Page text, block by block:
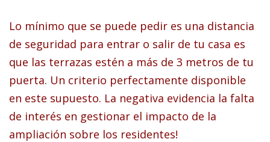
Lo mínimo que se puede pedir es una distancia
de seguridad para entrar o salir de tu casa es
que las terrazas estén a más de 3 metros de tu
puerta. Un criterio perfectamente disponible
en este supuesto. La negativa evidencia la falta
de interés en gestionar el impacto de la
ampliación sobre los residentes!